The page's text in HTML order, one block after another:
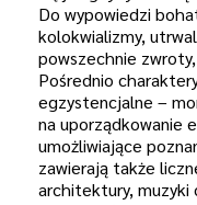
Do wypowiedzi
kolokwializmy,
powszechnie
Pośrednio
egzystencjalne –
na uporządkowanie
umożliwiające
zawierają także
architektury, muzyki